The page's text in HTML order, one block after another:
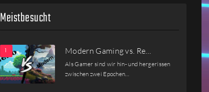
Meistbesucht
Modern Gaming vs. Re…
Als Gamer sind wir hin- und hergerissen
zwischen zwei Epochen…